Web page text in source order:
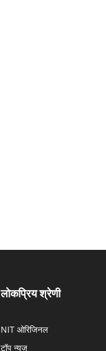
लोकप्रिय श्रेणी
NIT ओरिजिनल
टॉप न्यूज़